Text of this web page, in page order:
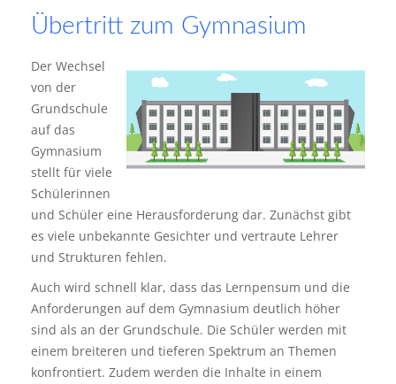
Übertritt zum Gymnasium
Der Wechsel
von der
Grundschule
auf das
Gymnasium
stellt für viele
Schülerinnen
und Schüler eine Herausforderung dar. Zunächst gibt
es viele unbekannte Gesichter und vertraute Lehrer
und Strukturen fehlen.
Auch wird schnell klar, dass das Lernpensum und die
Anforderungen auf dem Gymnasium deutlich höher
sind als an der Grundschule. Die Schüler werden mit
einem breiteren und tieferen Spektrum an Themen
konfrontiert. Zudem werden die Inhalte in einem